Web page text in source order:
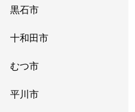
黒石市
十和田市
むつ市
平川市